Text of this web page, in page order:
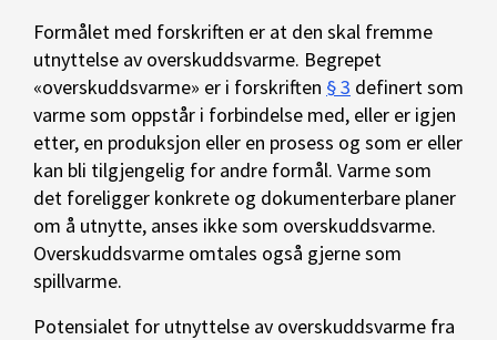
Formålet med forskriften er at den skal fremme
utnyttelse av overskuddsvarme. Begrepet
«overskuddsvarme» er i forskriften § 3 definert som
varme som oppstår i forbindelse med, eller er igjen
etter, en produksjon eller en prosess og som er eller
kan bli tilgjengelig for andre formål. Varme som
det foreligger konkrete og dokumenterbare planer
om å utnytte, anses ikke som overskuddsvarme.
Overskuddsvarme omtales også gjerne som
spillvarme.
Potensialet for utnyttelse av overskuddsvarme fra